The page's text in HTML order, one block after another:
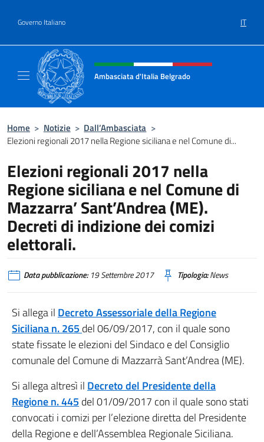
Governo Italiano IT
Intestazione sito, social e menù
Ambasciata d'Italia Belgrado
Home > Notizie > Dall’Ambasciata >
Elezioni regionali 2017 nella Regione siciliana e nel Comune di...
Elezioni regionali 2017 nella
Regione siciliana e nel Comune di
Mazzarra’ Sant’Andrea (ME).
Decreti di indizione dei comizi
elettorali.
Data pubblicazione:19 Settembre 2017 Tipologia:News
Si allega il Decreto Assessoriale della Regione
Siciliana n. 265 del 06/09/2017, con il quale sono
state fissate le elezioni del Sindaco e del Consiglio
comunale del Comune di Mazzarrà Sant’Andrea (ME).
Si allega altresì il Decreto del Presidente della
Regione n. 445 del 01/09/2017 con il quale sono stati
convocati i comizi per l’elezione diretta del Presidente
della Regione e dell’Assemblea Regionale Siciliana.